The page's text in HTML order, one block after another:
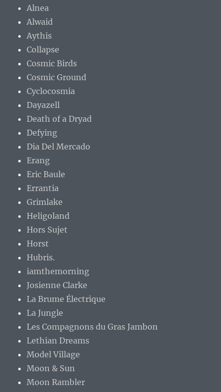
Alnea
Alwaid
Aythis
Collapse
Cosmic Birds
Cosmic Ground
Cyclocosmia
Dayazell
Death of a Dryad
Defying
Dia Del Mercado
Erang
Eric Baule
Errantia
Grimlake
Heligoland
Hors Sujet
Horst
Hubris.
iamthemorning
Josienne Clarke
La Brume Électrique
La Jungle
Les Compagnons du Gras Jambon
Lethian Dreams
Model Village
Moon & Sun
Moon Rambler